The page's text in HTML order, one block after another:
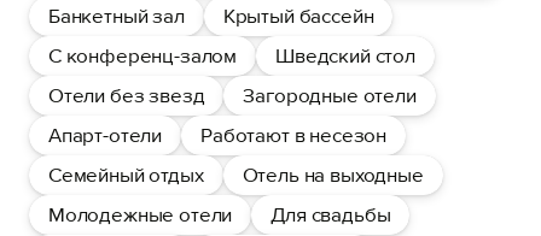
Банкетный зал
Крытый бассейн
С конференц-залом
Шведский стол
Отели без звезд
Загородные отели
Апарт-отели
Работают в несезон
Семейный отдых
Отель на выходные
Молодежные отели
Для свадьбы